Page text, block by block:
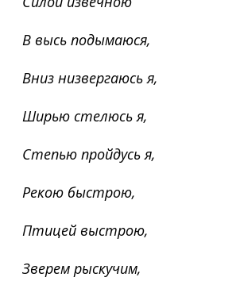
В высь подымаюся,
Вниз низвергаюсь я,
Ширью стелюсь я,
Степью пройдусь я,
Рекою быстрою,
Птицей выстрою,
Зверем рыскучим,